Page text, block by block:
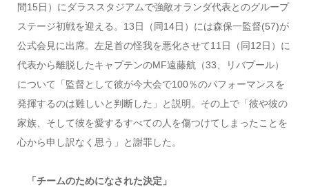
間15日）にダラススタジアムで強敵オランダ代表とのグループ
ステージ初戦を迎える。13日（同14日）には森保一監督(57)が
公式会見に出席。左足首の怪我を悪化させて11日（同12日）に
代表から離脱したキャプテンのMF遠藤航（33、リバプール）
について「監督として彼が今大会で100％のパフォーマンスを
発揮するのは難しいと判断した」と説明。その上で「彼や彼の
家族、そして彼を愛するすべての人を傷つけてしまったことを
心から申し訳なく思う」と謝罪した。
「チームのためになされた決定」